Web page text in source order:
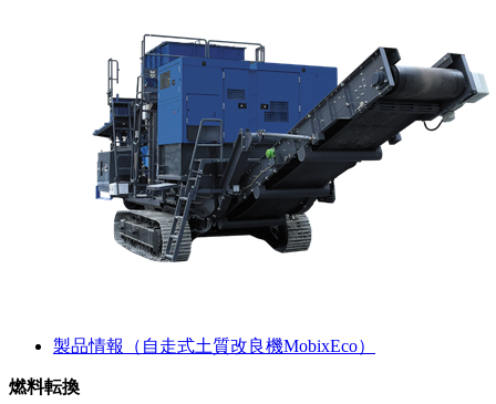
製品情報（自走式土質改良機MobixEco）
燃料転換